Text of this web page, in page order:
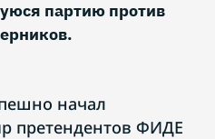
партию против
начал
претендентов ФИДЕ